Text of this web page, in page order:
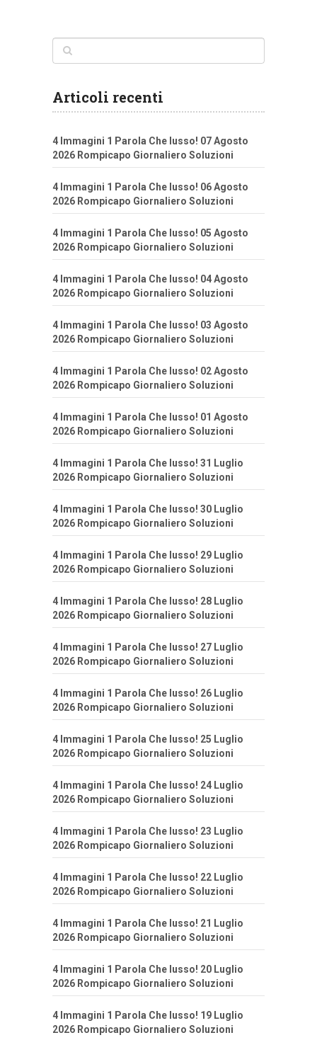
Articoli recenti
4 Immagini 1 Parola Che lusso! 07 Agosto
2026 Rompicapo Giornaliero Soluzioni
4 Immagini 1 Parola Che lusso! 06 Agosto
2026 Rompicapo Giornaliero Soluzioni
4 Immagini 1 Parola Che lusso! 05 Agosto
2026 Rompicapo Giornaliero Soluzioni
4 Immagini 1 Parola Che lusso! 04 Agosto
2026 Rompicapo Giornaliero Soluzioni
4 Immagini 1 Parola Che lusso! 03 Agosto
2026 Rompicapo Giornaliero Soluzioni
4 Immagini 1 Parola Che lusso! 02 Agosto
2026 Rompicapo Giornaliero Soluzioni
4 Immagini 1 Parola Che lusso! 01 Agosto
2026 Rompicapo Giornaliero Soluzioni
4 Immagini 1 Parola Che lusso! 31 Luglio
2026 Rompicapo Giornaliero Soluzioni
4 Immagini 1 Parola Che lusso! 30 Luglio
2026 Rompicapo Giornaliero Soluzioni
4 Immagini 1 Parola Che lusso! 29 Luglio
2026 Rompicapo Giornaliero Soluzioni
4 Immagini 1 Parola Che lusso! 28 Luglio
2026 Rompicapo Giornaliero Soluzioni
4 Immagini 1 Parola Che lusso! 27 Luglio
2026 Rompicapo Giornaliero Soluzioni
4 Immagini 1 Parola Che lusso! 26 Luglio
2026 Rompicapo Giornaliero Soluzioni
4 Immagini 1 Parola Che lusso! 25 Luglio
2026 Rompicapo Giornaliero Soluzioni
4 Immagini 1 Parola Che lusso! 24 Luglio
2026 Rompicapo Giornaliero Soluzioni
4 Immagini 1 Parola Che lusso! 23 Luglio
2026 Rompicapo Giornaliero Soluzioni
4 Immagini 1 Parola Che lusso! 22 Luglio
2026 Rompicapo Giornaliero Soluzioni
4 Immagini 1 Parola Che lusso! 21 Luglio
2026 Rompicapo Giornaliero Soluzioni
4 Immagini 1 Parola Che lusso! 20 Luglio
2026 Rompicapo Giornaliero Soluzioni
4 Immagini 1 Parola Che lusso! 19 Luglio
2026 Rompicapo Giornaliero Soluzioni